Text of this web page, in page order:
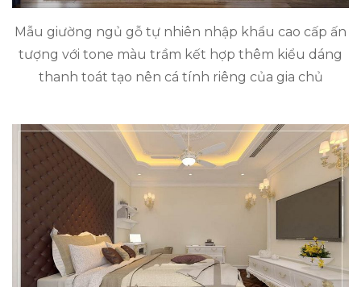
Mẫu giường ngủ gỗ tự nhiên nhập khẩu cao cấp ấn
tượng với tone màu trầm kết hợp thêm kiểu dáng
thanh toát tạo nên cá tính riêng của gia chủ